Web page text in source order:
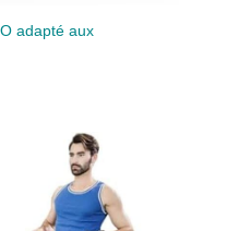
brûle
mouvement et du
il est idéal pour
personnes de tous
de fitness.
adapté aux